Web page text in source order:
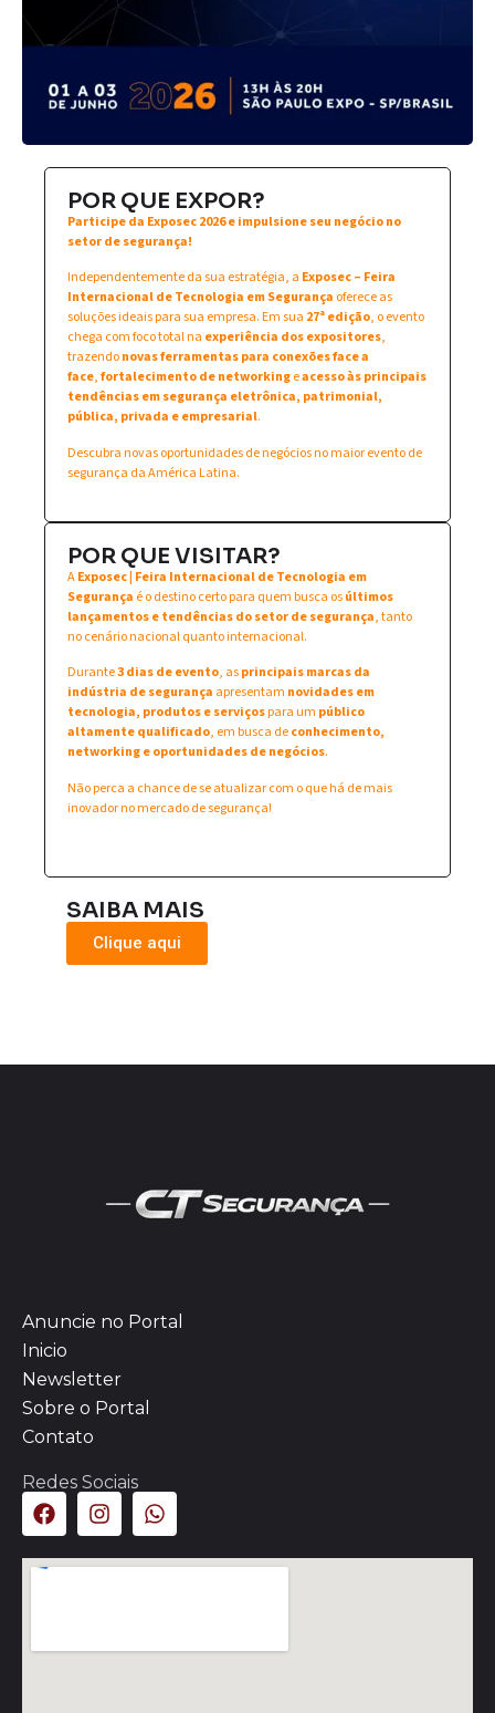
POR QUE EXPOR?
Participe da Exposec 2026 e impulsione seu negócio no
setor de segurança!
Independentemente da sua estratégia, a Exposec – Feira
Internacional de Tecnologia em Segurança oferece as
soluções ideais para sua empresa. Em sua 27ª edição, o evento
chega com foco total na experiência dos expositores,
trazendonovas ferramentas para conexões face a
face,fortalecimento de networkingeacesso às principais
tendências em segurança eletrônica, patrimonial,
pública, privada e empresarial.
Descubra novas oportunidades de negócios no maior evento de
segurança da América Latina.
POR QUE VISITAR?
AExposec | Feira Internacional de Tecnologia em
Segurança é o destino certo para quem busca osúltimos
lançamentos e tendências do setor de segurança, tanto
no cenário nacional quanto internacional.
Durante3 dias de evento, asprincipais marcas da
indústria de segurança apresentam novidades em
tecnologia, produtos e serviçospara um público
altamente qualificado, em busca deconhecimento,
networking e oportunidades de negócios.
Não perca a chance de se atualizar com o que há de mais
inovador no mercado de segurança!
SAIBA MAIS
Clique aqui
Anuncie no Portal
Inicio
Newsletter
Sobre o Portal
Contato
Redes Sociais